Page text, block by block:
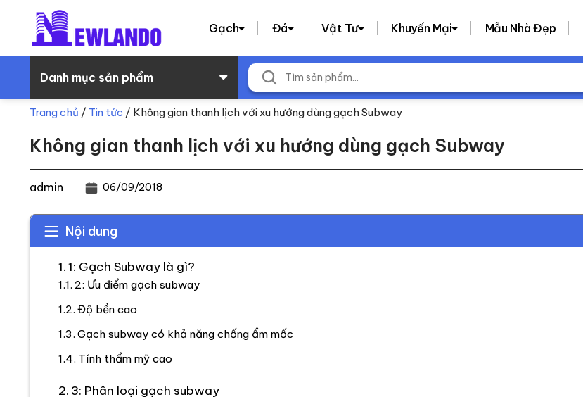
Gạch Đá Vật Tư Khuyến Mại Mẫu Nhà Đẹp
Danh mục sản phẩm
Trang chủ / Tin tức / Không gian thanh lịch với xu hướng dùng gạch Subway
Không gian thanh lịch với xu hướng dùng gạch Subway
admin 06/09/2018
Nội dung
1: Gạch Subway là gì?
2: Ưu điểm gạch subway
Độ bền cao
Gạch subway có khả năng chống ẩm mốc
Tính thẩm mỹ cao
3: Phân loại gạch subway